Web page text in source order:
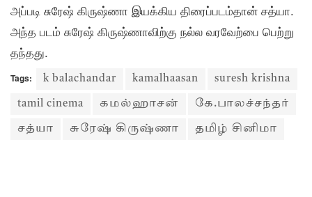
அப்படி சுரேஷ் கிருஷ்ணா இயக்கிய திரைப்படம்தான் சத்யா.
அந்த படம் சுரேஷ் கிருஷ்ணாவிற்கு நல்ல வரவேற்பை பெற்று
தந்தது.
Tags: k balachandar kamalhaasan suresh krishna
tamil cinema கமல்ஹாசன் கே.பாலச்சந்தர்
சத்யா சுரேஷ் கிருஷ்ணா தமிழ் சினிமா